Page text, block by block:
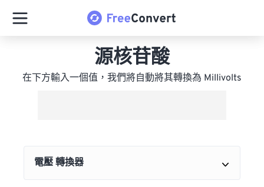
源核苷酸
在下方輸入一個值，我們將自動將其轉換為 Millivolts